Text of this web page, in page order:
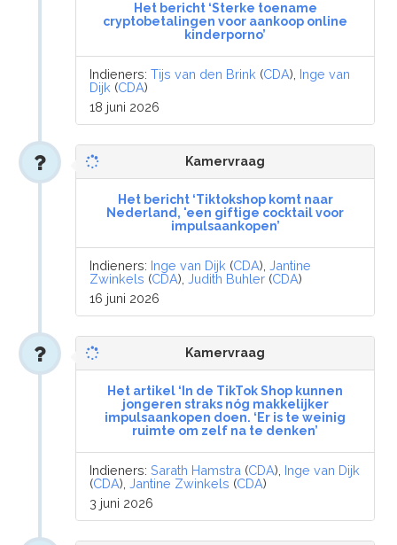
Het bericht ‘Sterke toename
cryptobetalingen voor aankoop online
kinderporno’
Indieners:Tijs van den Brink (CDA), Inge van
Dijk (CDA)
18 juni 2026
Kamervraag
Het bericht ‘Tiktokshop komt naar
Nederland, 'een giftige cocktail voor
impulsaankopen’
Indieners: Inge van Dijk (CDA),Jantine
Zwinkels (CDA),Judith Buhler (CDA)
16 juni 2026
Kamervraag
Het artikel ‘In de TikTok Shop kunnen
jongeren straks nóg makkelijker
impulsaankopen doen. ‘Er is te weinig
ruimte om zelf na te denken’
Indieners:Sarath Hamstra (CDA), Inge van Dijk
(CDA),Jantine Zwinkels (CDA)
3 juni 2026